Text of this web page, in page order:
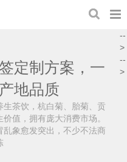
定制方案，一
地品质
茶饮，杭白菊、胎菊、贡
值，拥有庞大消费市场。
象愈发突出，不少不法商
--
>
--
>